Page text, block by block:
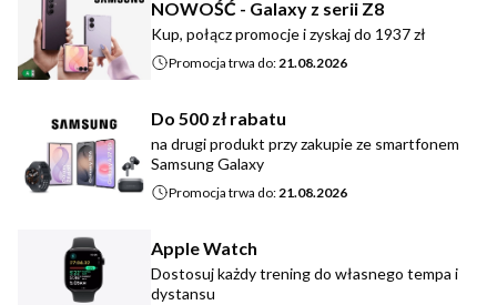
NOWOŚĆ - Galaxy z serii Z8
Kup, połącz promocje i zyskaj do 1937 zł
Promocja trwa do: 21.08.2026
Do 500 zł rabatu
na drugi produkt przy zakupie ze smartfonem
Samsung Galaxy
Promocja trwa do:21.08.2026
Apple Watch
Dostosuj każdy trening do własnego tempa i
dystansu